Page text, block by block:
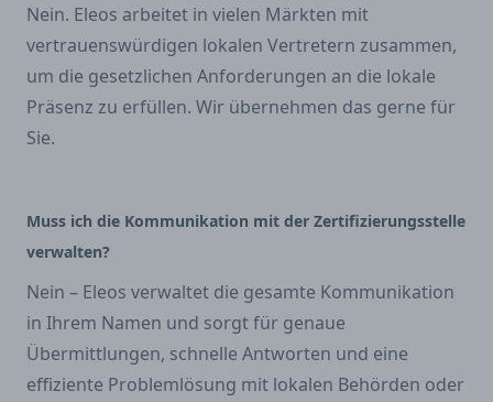
Nein. Eleos arbeitet in vielen Märkten mit
vertrauenswürdigen lokalen Vertretern zusammen,
um die gesetzlichen Anforderungen an die lokale
Präsenz zu erfüllen. Wir übernehmen das gerne für
Sie.
Muss ich die Kommunikation mit der Zertifizierungsstelle
verwalten?
Nein – Eleos verwaltet die gesamte Kommunikation
in Ihrem Namen und sorgt für genaue
Übermittlungen, schnelle Antworten und eine
effiziente Problemlösung mit lokalen Behörden oder